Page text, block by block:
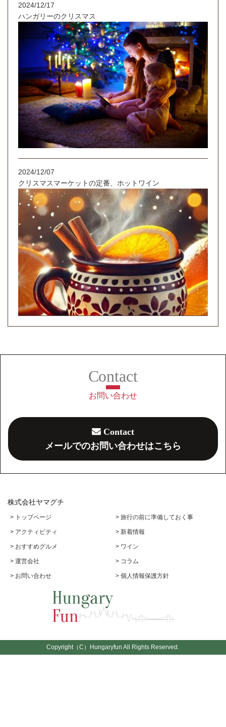
2024/12/17
ハンガリーのクリスマス
2024/12/07
クリスマスマーケットの定番、ホットワイン
お問い合わせ
Contact
メールでのお問い合わせはこちら
株式会社ヤマグチ
> トップページ > 旅行の前に準備しておく事
> アクティビティ > 新着情報
> おすすめグルメ > ワイン
> 運営会社 > コラム
> お問い合わせ > 個人情報保護方針
Copyright（C）Hungaryfun All Rights Reserved.